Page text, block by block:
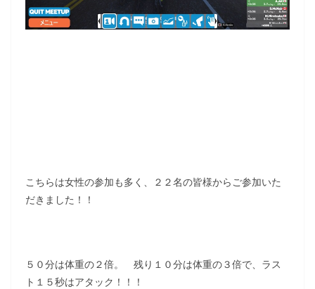
こちらは女性の参加も多く、２２名の皆様からご参加いた
だきました！！
５０分は体重の２倍。 残り１０分は体重の３倍で、ラス
ト１５秒はアタック！！！